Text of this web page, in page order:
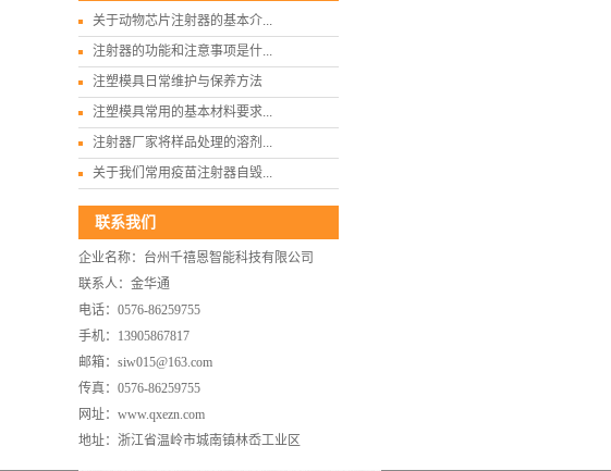
关于动物芯片注射器的基本介...
注射器的功能和注意事项是什...
注塑模具日常维护与保养方法
注塑模具常用的基本材料要求...
注射器厂家将样品处理的溶剂...
关于我们常用疫苗注射器自毁...
联系我们
企业名称：台州千禧恩智能科技有限公司
联系人：金华通
电话：0576-86259755
手机：13905867817
邮箱：siw015@163.com
传真：0576-86259755
网址：www.qxezn.com
地址：浙江省温岭市城南镇林岙工业区